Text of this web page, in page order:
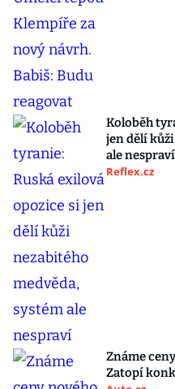
Koloběh
jen dělí
ale nespraví
Reflex.cz
Známe
Zatopí